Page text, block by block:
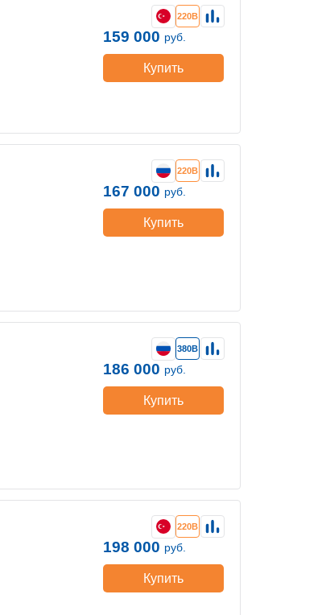
220В
159 000 руб.
Купить
220В
167 000 руб.
Купить
380В
186 000 руб.
Купить
220В
198 000 руб.
Купить